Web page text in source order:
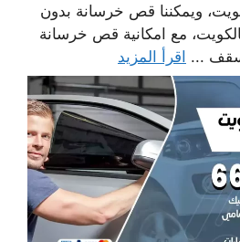
ويمكننا قص خرسانة بدون
مع امكانية قص خرسانة
... اقرأ المزيد